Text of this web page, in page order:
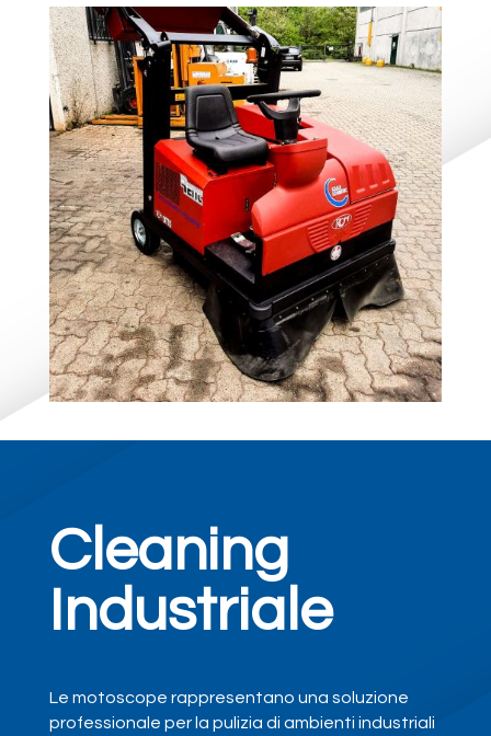
Cleaning
Industriale
Le motoscope rappresentano una soluzione
professionale per la pulizia di ambienti industriali